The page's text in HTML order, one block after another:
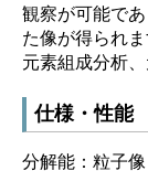
観察が可能で
た像が得られ
元素組成分析
仕様・性能
分解能：粒子